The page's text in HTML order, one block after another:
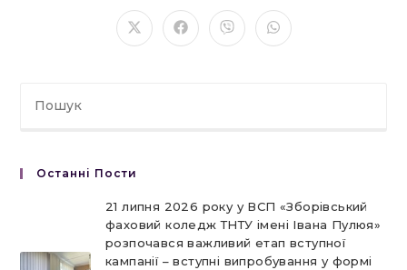
ЦИМ
ВМІСТОМ
Відкрити
в
Відкрити
в
Відкрити
в
Відкрити
в
Останні Пости
21 липня 2026 року у ВСП «Зборівський
фаховий коледж ТНТУ імені Івана Пулюя»
розпочався важливий етап вступної
кампанії – вступні випробування у формі